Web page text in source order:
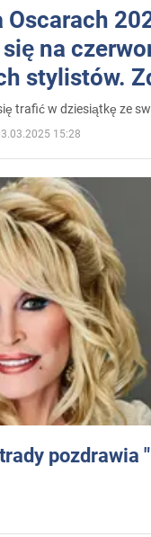
na
stylistów.
trafić w dziesiątkę ze
15:28
pozdrawia